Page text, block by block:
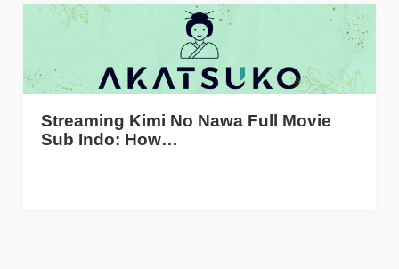
Streaming Kimi No Nawa Full Movie
Sub Indo: How…